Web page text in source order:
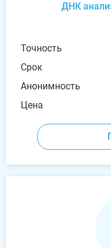
ДНК
Точность
Срок
Анонимность
Цена